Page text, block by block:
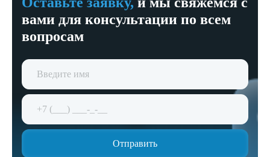
вами для консультации по всем
вопросам